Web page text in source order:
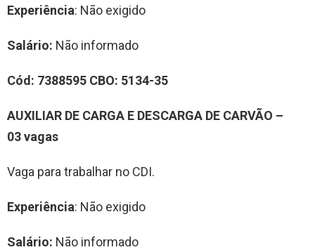
Experiência: Não exigido
Salário: Não informado
Cód: 7388595 CBO: 5134-35
AUXILIAR DE CARGA E DESCARGA DE CARVÃO –
03vagas
Vaga para trabalhar no CDI.
Experiência: Não exigido
Salário: Não informado